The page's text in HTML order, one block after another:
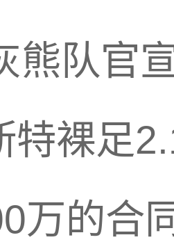
熊队官
特裸足
万的合